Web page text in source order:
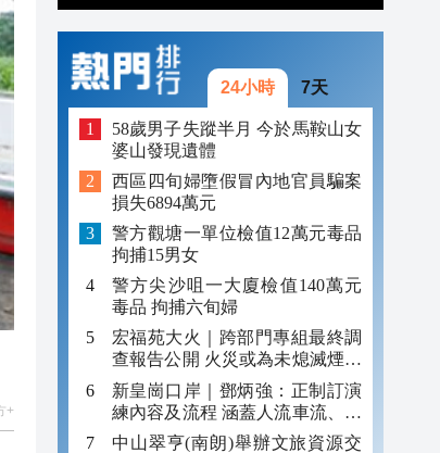
+
24小時 7天
58歲男子失蹤半月 今於馬鞍山女
婆山發現遺體
西區四旬婦墮假冒內地官員騙案
損失6894萬元
警方觀塘一單位檢值12萬元毒品
拘捕15男女
警方尖沙咀一大廈檢值140萬元
毒品 拘捕六旬婦
宏福苑大火｜跨部門專組最終調
查報告公開 火災或為未熄滅煙頭
引發
新皇崗口岸｜鄧炳強：正制訂演
練內容及流程 涵蓋人流車流、緊
急應變等
中山翠亨(南朗)舉辦文旅資源交